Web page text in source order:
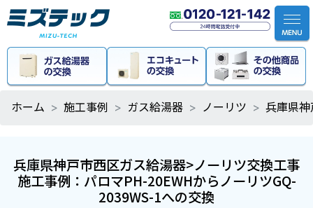
ホーム 施工事例 ガス給湯器 ノーリツ 兵庫県
兵庫県神戸市西区ガス給湯器>ノーリツ交換工事
施工事例：パロマPH-20EWHからノーリツGQ-
2039WS-1への交換